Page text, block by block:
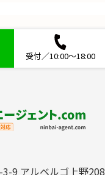
受付／10:00～18:00
9 アルベルゴ上野208